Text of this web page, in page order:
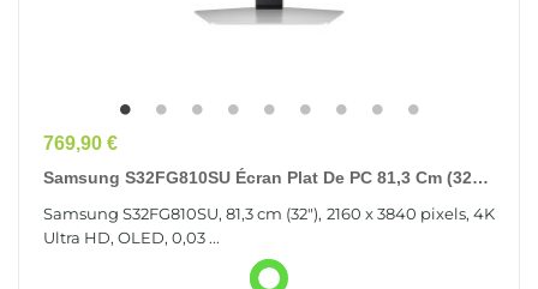
Prix
769,90 €
Samsung S32FG810SU Écran Plat De PC 81,3 Cm (32")
Samsung S32FG810SU, 81,3 cm (32"), 2160 x 3840 pixels, 4K
Ultra HD, OLED, 0,03 ...